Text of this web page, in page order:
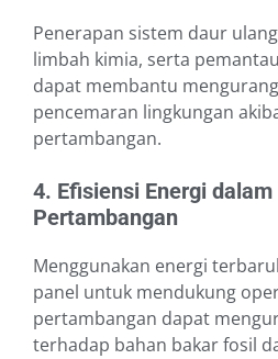
Penerapan sistem daur
limbah kimia, serta
dapat membantu
pencemaran lingkungan
pertambangan.
4. Efisiensi Energi
Pertambangan
Menggunakan energi
panel untuk mendukung
pertambangan dapat
terhadap bahan bakar fosil